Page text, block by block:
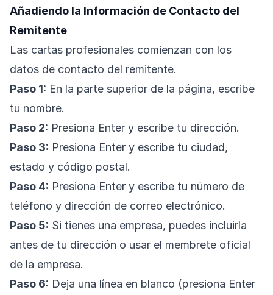
Añadiendo la Información de Contacto del
Remitente
Las cartas profesionales comienzan con los
datos de contacto del remitente.
Paso 1: En la parte superior de la página, escribe
tu nombre.
Paso 2: Presiona Enter y escribe tu dirección.
Paso 3: Presiona Enter y escribe tu ciudad,
estado y código postal.
Paso 4: Presiona Enter y escribe tu número de
teléfono y dirección de correo electrónico.
Paso 5: Si tienes una empresa, puedes incluirla
antes de tu dirección o usar el membrete oficial
de la empresa.
Paso 6: Deja una línea en blanco (presiona Enter